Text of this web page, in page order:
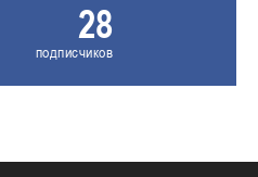
28
подписчиков